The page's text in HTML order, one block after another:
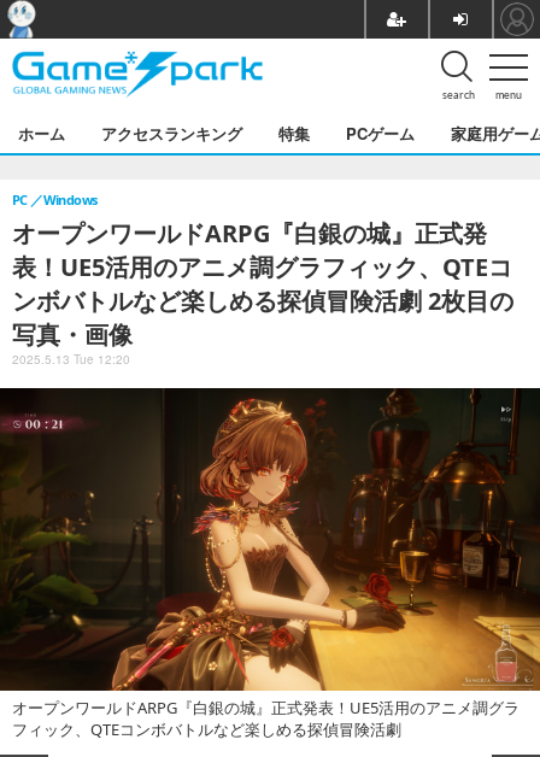
menu
search
ホーム アクセスランキング 特集 PCゲーム 家庭用ゲー
オープンワールドARPG『白銀の城』正式発
表！UE5活用のアニメ調グラフィック、QTEコ
ンボバトルなど楽しめる探偵冒険活劇 2枚目の
写真・画像
PC Windows
2025.5.13 Tue 12:20
オープンワールドARPG『白銀の城』正式発表！UE5活用のアニメ調グラ
フィック、QTEコンボバトルなど楽しめる探偵冒険活劇